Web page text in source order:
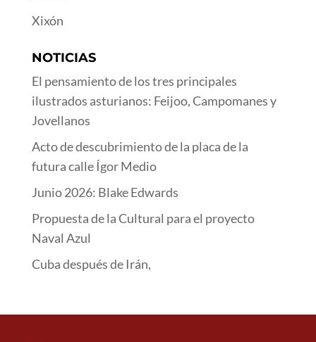
Xixón
NOTICIAS
El pensamiento de los tres principales
ilustrados asturianos: Feijoo, Campomanes y
Jovellanos
Acto de descubrimiento de la placa de la
futura calle Ígor Medio
Junio 2026: Blake Edwards
Propuesta de la Cultural para el proyecto
Naval Azul
Cuba después de Irán,